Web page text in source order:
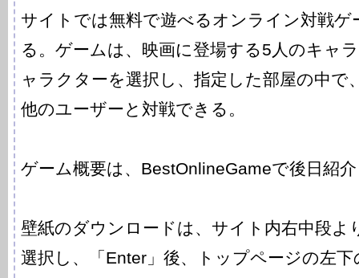
サイトでは無料で遊べるオンライン対戦ゲ
る。ゲームは、映画に登場する5人のキャ
ャラクターを選択し、指定した部屋の中で
他のユーザーと対戦できる。
ゲーム概要は、BestOnlineGameで後日紹
壁紙のダウンロードは、サイト内右中段よ
選択し、「Enter」後、トップページの左